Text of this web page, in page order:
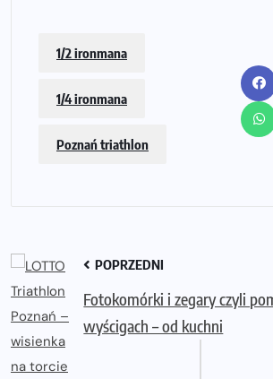
1/2 ironmana
1/4 ironmana
Poznań triathlon
POPRZEDNI
Fotokomórki i zegary czyli
wyścigach – od kuchni